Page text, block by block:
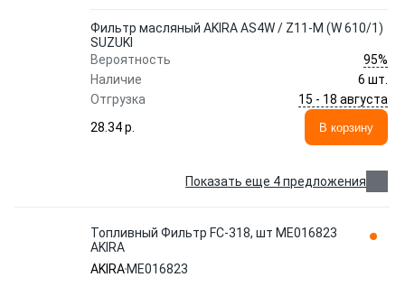
Фильтр масляный AKIRA AS4W / Z11-M (W 610/1)
SUZUKI
Вероятность
95%
Наличие
6 шт.
Отгрузка
15 - 18 августа
28.34 p.
В корзину
Показать еще 4 предложения
Топливный Фильтр FC-318, шт ME016823
AKIRA
AKIRA ME016823